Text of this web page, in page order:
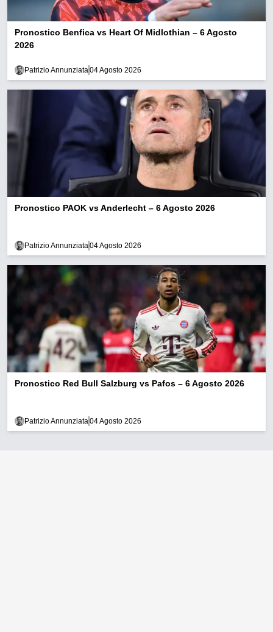
Pronostico Benfica vs Heart Of Midlothian – 6 Agosto
2026
Patrizio Annunziata04 Agosto 2026
Pronostico PAOK vs Anderlecht – 6 Agosto 2026
Patrizio Annunziata04 Agosto 2026
Pronostico Red Bull Salzburg vs Pafos – 6 Agosto 2026
Patrizio Annunziata04 Agosto 2026